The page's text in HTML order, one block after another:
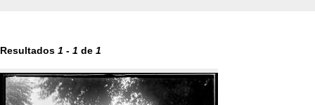
Resultados 1 - 1 de 1